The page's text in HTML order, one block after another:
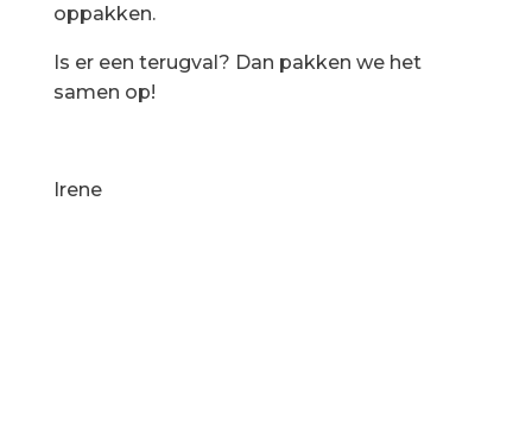
oppakken.
Is er een terugval? Dan pakken we het
samen op!
Irene